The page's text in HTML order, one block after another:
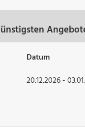
Datum
20.12.2026 -